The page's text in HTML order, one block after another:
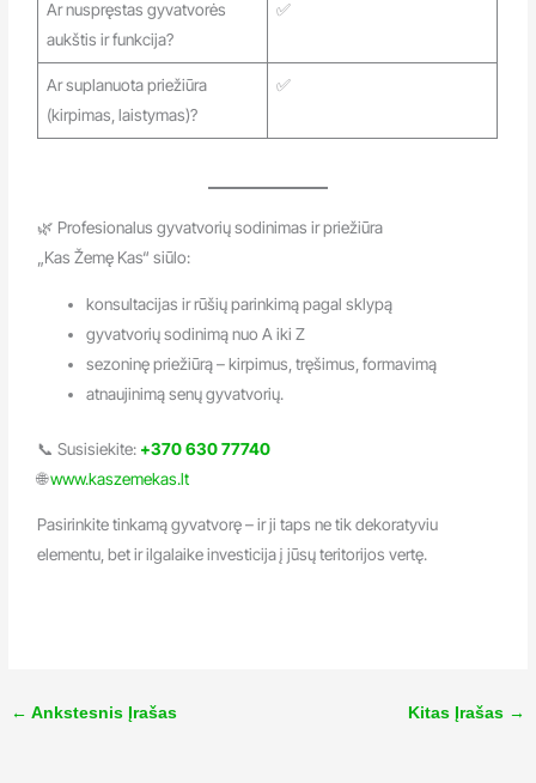
Ar nuspręstas gyvatvorės
aukštis ir funkcija?
✅
Ar suplanuota priežiūra
(kirpimas, laistymas)?
✅
🌿 Profesionalus gyvatvorių sodinimas ir priežiūra
„Kas Žemę Kas“ siūlo:
konsultacijas ir rūšių parinkimą pagal sklypą
gyvatvorių sodinimą nuo A iki Z
sezoninę priežiūrą – kirpimus, tręšimus, formavimą
atnaujinimą senų gyvatvorių.
📞 Susisiekite: +370 630 77740
🌐www.kaszemekas.lt
Pasirinkite tinkamą gyvatvorę – ir ji taps ne tik dekoratyviu
elementu, bet ir ilgalaike investicija į jūsų teritorijos vertę.
← Ankstesnis Įrašas Kitas Įrašas →